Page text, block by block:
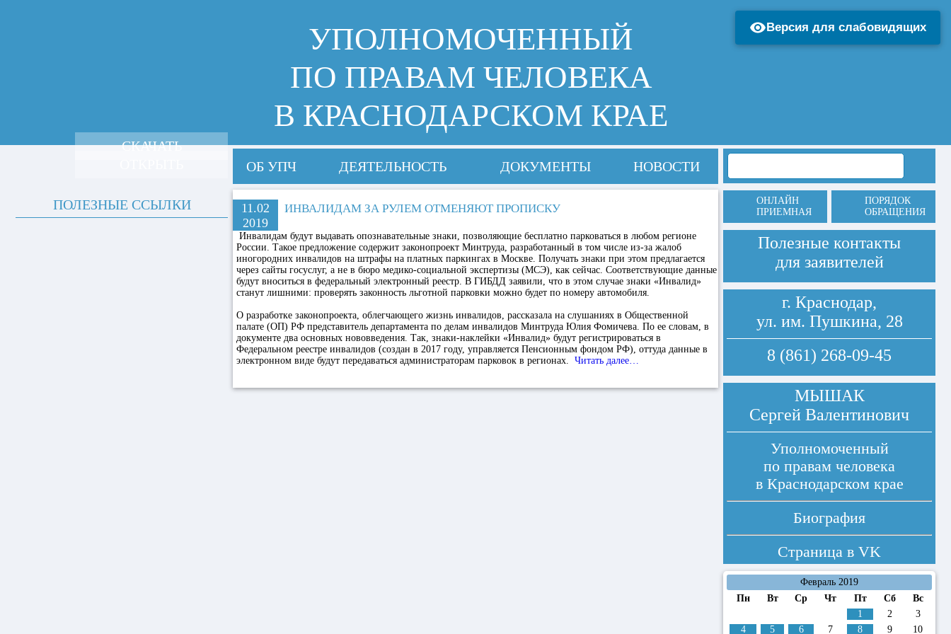
УПОЛНОМОЧЕННЫЙ
ПО ПРАВАМ ЧЕЛОВЕКА
В КРАСНОДАРСКОМ КРАЕ
ОБ УПЧ ДЕЯТЕЛЬНОСТЬ ДОКУМЕНТЫ НОВОСТИ
11.02
2019
ИНВАЛИДАМ ЗА РУЛЕМ ОТМЕНЯЮТ ПРОПИСКУ
Инвалидам будут выдавать опознавательные знаки, позволяющие бесплатно парковаться в любом регионе
России. Такое предложение содержит законопроект Минтруда, разработанный в том числе из-за жалоб
иногородних инвалидов на штрафы на платных паркингах в Москве. Получать знаки при этом предлагается
через сайты госуслуг, а не в бюро медико-социальной экспертизы (МСЭ), как сейчас. Соответствующие данные
будут вноситься в федеральный электронный реестр. В ГИБДД заявили, что в этом случае знаки «Инвалид»
станут лишними: проверять законность льготной парковки можно будет по номеру автомобиля.
О разработке законопроекта, облегчающего жизнь инвалидов, рассказала на слушаниях в Общественной
палате (ОП) РФ представитель департамента по делам инвалидов Минтруда Юлия Фомичева. По ее словам, в
документе два основных нововведения. Так, знаки-наклейки «Инвалид» будут регистрироваться в
Федеральном реестре инвалидов (создан в 2017 году, управляется Пенсионным фондом РФ), оттуда данные в
электронном виде будут передаваться администраторам парковок в регионах. Читать далее…
СКАЧАТЬ
ПОЛЕЗНЫЕ ССЫЛКИ
ОНЛАЙН
ПРИЕМНАЯ
ПОРЯДОК
ОБРАЩЕНИЯ
Полезные контакты
для заявителей
г. Краснодар,
ул. им. Пушкина, 28
8 (861) 268-09-45
МЫШАК
Сергей Валентинович
Уполномоченный
по правам человека
в Краснодарском крае
Биография
Страница в VK
Февраль 2019
Пн
Вт Ср Чт Пт Сб
Вс
1
2
3
4
5 6 7 8 9 10
Версия для слабовидящих